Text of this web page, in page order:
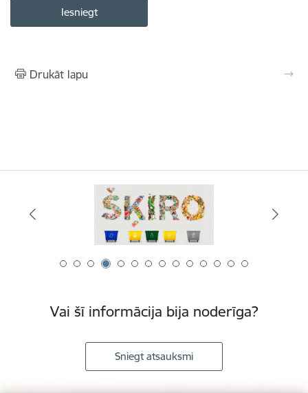
Drukāt lapu
Vai šī informācija bija noderīga?
Sniegt atsauksmi